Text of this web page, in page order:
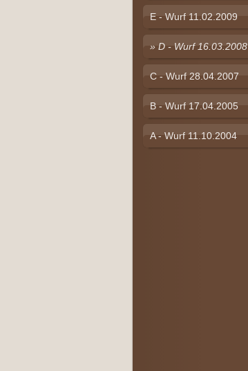
E - Wurf 11.02.2009
D - Wurf 16.03.2008
C - Wurf 28.04.2007
B - Wurf 17.04.2005
A - Wurf 11.10.2004